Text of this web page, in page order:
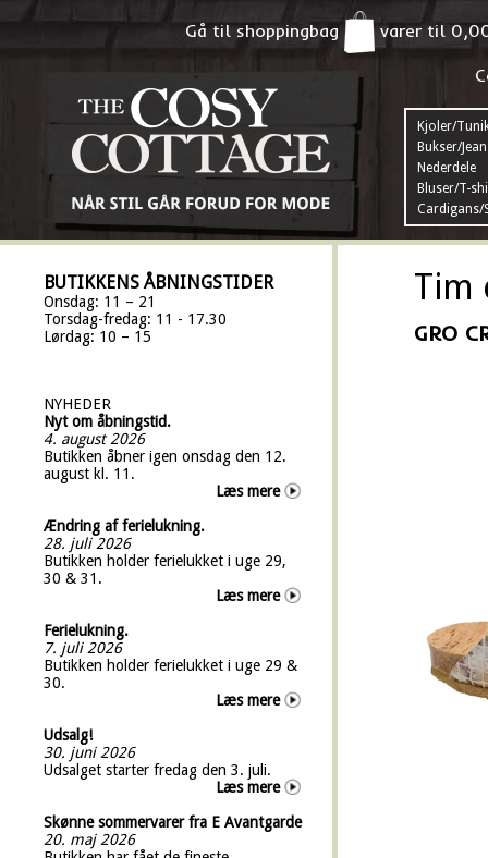
Gå til shoppingbag varer til
Kjoler/
Bukser/
Nederdele
Bluser/T-
Cardigans/
BUTIKKENS ÅBNINGSTIDER
Onsdag: 11 – 21
Torsdag-fredag: 11 - 17.30
Lørdag: 10 – 15
NYHEDER
Nyt om åbningstid.
4. august 2026
Butikken åbner igen onsdag den 12.
august kl. 11.
Læs mere
Ændring af ferielukning.
28. juli 2026
Butikken holder ferielukket i uge 29,
30 & 31.
Læs mere
Ferielukning.
7. juli 2026
Butikken holder ferielukket i uge 29 &
30.
Læs mere
Udsalg!
30. juni 2026
Udsalget starter fredag den 3. juli.
Læs mere
Skønne sommervarer fra E Avantgarde
20. maj 2026
Tim
GRO